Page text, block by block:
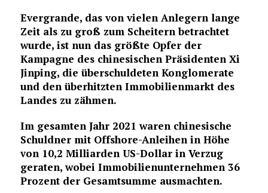
Evergrande, das von vielen Anlegern lange
Zeit als zu groß zum Scheitern betrachtet
wurde, ist nun das größte Opfer der
Kampagne des chinesischen Präsidenten Xi
Jinping, die überschuldeten Konglomerate
und den überhitzten Immobilienmarkt des
Landes zu zähmen.
Im gesamten Jahr 2021 waren chinesische
Schuldner mit Offshore-Anleihen in Höhe
von 10,2 Milliarden US-Dollar in Verzug
geraten, wobei Immobilienunternehmen 36
Prozent der Gesamtsumme ausmachten.